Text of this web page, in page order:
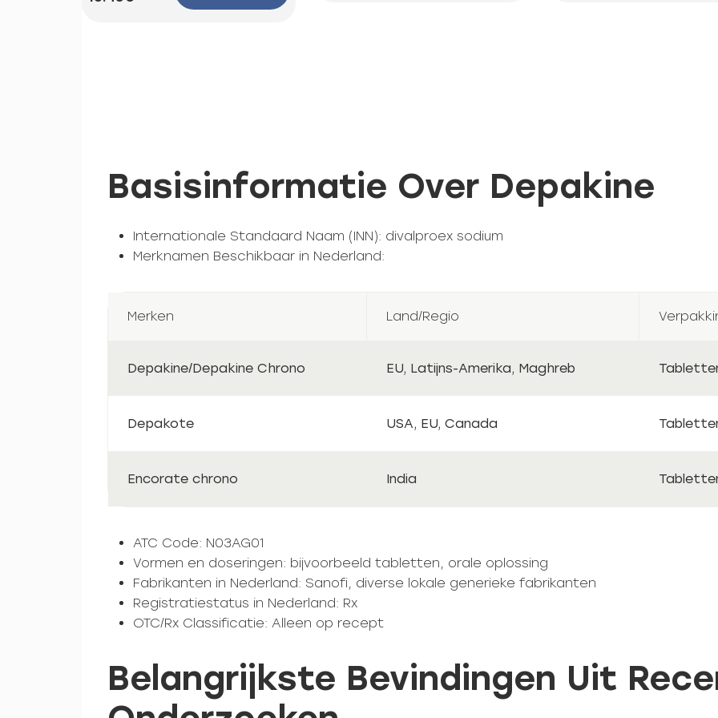
Basisinformatie Over Depakine
Internationale Standaard Naam (INN): divalproex sodium
Merknamen Beschikbaar in Nederland:
Merken Land/Regio
Depakine/Depakine Chrono EU, Latijns-Amerika, Maghreb
Depakote USA, EU, Canada
Encorate chrono India
ATC Code: N03AG01
Vormen en doseringen: bijvoorbeeld tabletten, orale oplossing
Fabrikanten in Nederland: Sanofi, diverse lokale generieke fabrikanten
Registratiestatus in Nederland: Rx
OTC/Rx Classificatie: Alleen op recept
Belangrijkste Bevindingen Uit